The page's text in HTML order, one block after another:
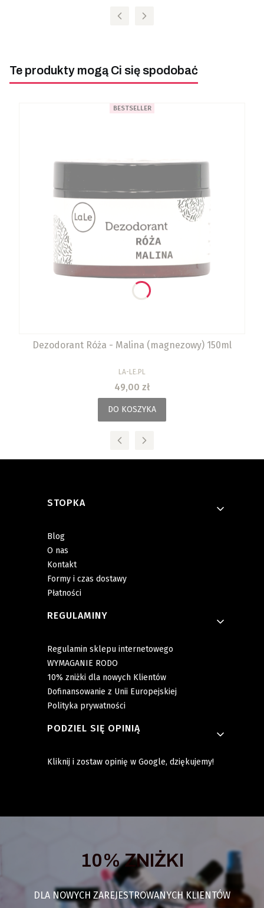
Te produkty mogą Ci się spodobać
BESTSELLER
Dezodorant Róża - Malina (magnezowy) 150ml
PRODUCENT
LA-LE.PL
Cena
49,00 zł
DO KOSZYKA
Linki w stopce
STOPKA
Blog
O nas
Kontakt
Formy i czas dostawy
Płatności
REGULAMINY
Regulamin sklepu internetowego
WYMAGANIE RODO
10% zniżki dla nowych Klientów
Dofinansowanie z Unii Europejskiej
Polityka prywatności
PODZIEL SIĘ OPINIĄ
Kliknij i zostaw opinię w Google, dziękujemy!
10% ZNIŻKI
DLA NOWYCH ZAREJESTROWANYCH KLIENTÓW